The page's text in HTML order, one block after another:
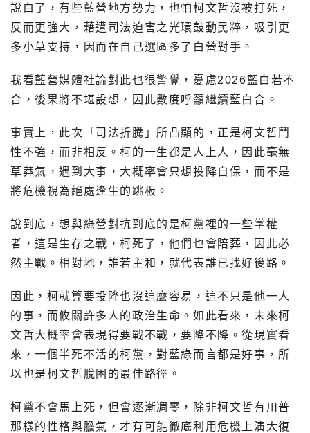
說白了，有些藍營地方勢力，也怕柯文哲沒被打死，
反而更強大，藉遭司法迫害之光環鼓動民粹，吸引更
多小草支持，因而在自己選區多了白營對手。
我看藍營媒體社論對此也很警覺，憂慮2026藍白若不
合，後果將不堪設想，因此數度呼籲繼續藍白合。
事實上，此次「司法折騰」所凸顯的，正是柯文哲鬥
性不強，而非相反。柯的一生都是人上人，因此毫無
草莽氣，遇到大事，大概率會只想投降自保，而不是
將危機視為絕處逢生的跳板。
說到底，想與綠營對抗到底的是柯黨裡的一些掌權
者，這是生存之戰，柯死了，他們也會陪葬，因此必
然主戰。相對地，誰若主和，就代表誰已找好後路。
因此，柯就算要投降也沒這麼容易，這不只是他一人
的事，而攸關許多人的政治生命。如此看來，未來柯
文哲大概率會表現得要戰不戰，要降不降。從現實看
來，一個半死不活的柯黨，對藍綠而言都是好事，所
以也是柯文哲脫困的最佳路徑。
柯黨不會馬上死，但會逐漸凋零，除非柯文哲有川普
那樣的性格與膽氣，才有可能徹底利用危機上演大復